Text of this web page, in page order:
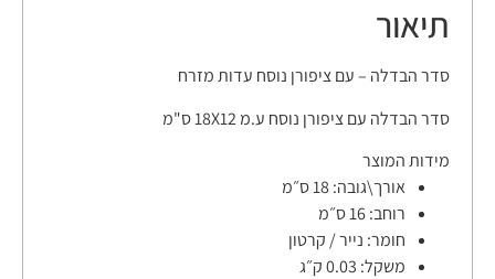
תיאור
סדר הבדלה – עם ציפורן נוסח עדות מזרח
סדר הבדלה עם ציפורן נוסח ע.מ 18X12 ס"מ
מידות המוצר
אורך\גובה:18 ס״מ
רוחב:16 ס״מ
חומר: נייר / קרטון
משקל: 0.03 ק״ג